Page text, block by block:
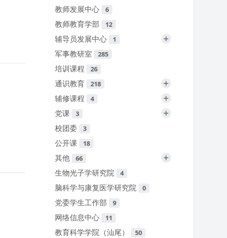
教师发展中心 6
教师教育学部 12
辅导员发展中心 1 +
军事教研室 285
培训课程 26
通识教育 218 +
辅修课程 4 +
党课 3 +
校团委 3
公开课 18
其他 66 +
生物光子学研究院 4
脑科学与康复医学研究院 0
党委学生工作部 9
网络信息中心 11
教育科学学院（汕尾） 50